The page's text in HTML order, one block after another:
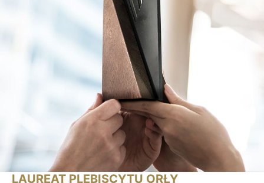
LAUREAT PLEBISCYTU ORŁY